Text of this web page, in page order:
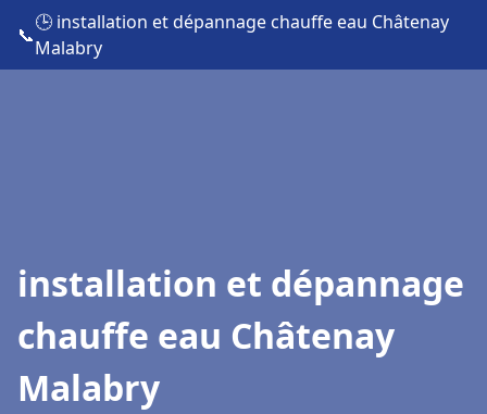
📞
🕒 installation et dépannage chauffe eau Châtenay
Malabry
installation et dépannage
chauffe eau Châtenay
Malabry